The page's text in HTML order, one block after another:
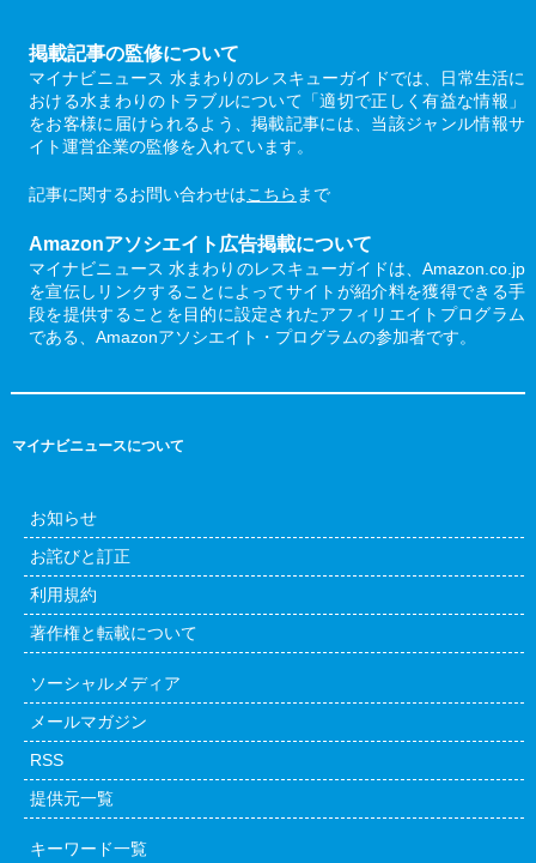
掲載記事の監修について
マイナビニュース 水まわりのレスキューガイドでは、日常生活に
おける水まわりのトラブルについて「適切で正しく有益な情報」
をお客様に届けられるよう、掲載記事には、当該ジャンル情報サ
イト運営企業の監修を入れています。
記事に関するお問い合わせはこちら まで
Amazonアソシエイト広告掲載について
マイナビニュース 水まわりのレスキューガイドは、Amazon.co.jp
を宣伝しリンクすることによってサイトが紹介料を獲得できる手
段を提供することを目的に設定されたアフィリエイトプログラム
である、Amazonアソシエイト・プログラムの参加者です。
マイナビニュースについて
お知らせ
お詫びと訂正
利用規約
著作権と転載について
ソーシャルメディア
メールマガジン
RSS
提供元一覧
キーワード一覧